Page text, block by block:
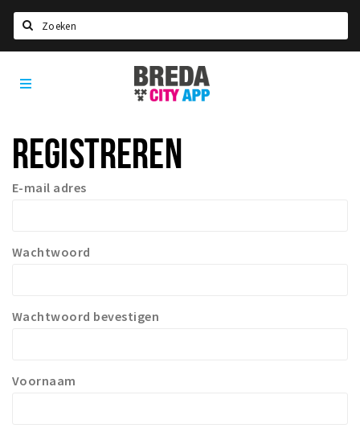
Home
Deals
Party pics
Nieuws, interviews & blogs
Recreatief
Winkelgebieden
Breda
City
App
REGISTREREN
E-mail adres
Wachtwoord
Wachtwoord bevestigen
Voornaam